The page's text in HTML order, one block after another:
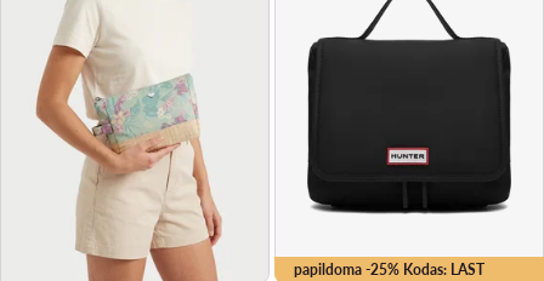
papildoma -25% Kodas: LAST